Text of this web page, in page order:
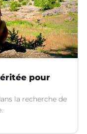
pour
la recherche de